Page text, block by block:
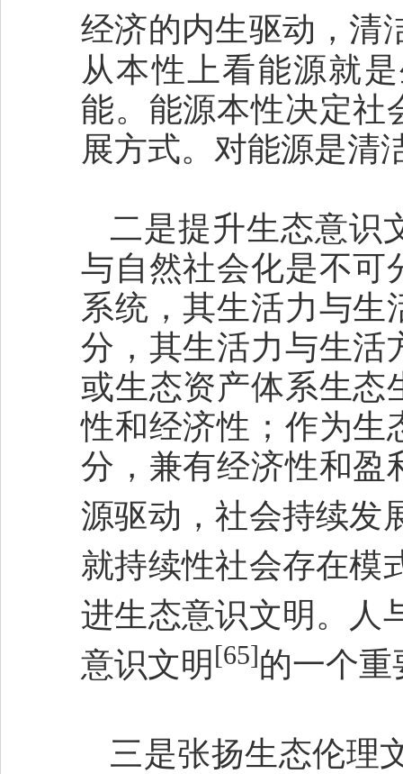
经济的内生驱动，清
从本性上看能源就
能。能源本性决定社
展方式。对能源是清
二是提升生态意识
与自然社会化是不可
系统，其生活力与生
分，其生活力与生活
或生态资产体系生态
性和经济性；作为生
分，兼有经济性和盈
源驱动，社会持续发
就持续性社会存在模
进生态意识文明。人
意识文明 [65]的一个重
三是张扬生态伦理